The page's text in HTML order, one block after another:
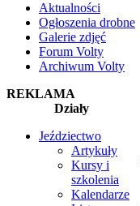
Aktualności
Ogłoszenia drobne
Galerie zdjęć
Forum Volty
Archiwum Volty
REKLAMA
Działy
Jeździectwo
Artykuły
Kursy i
szkolenia
Kalendarze